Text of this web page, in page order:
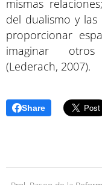
mismas
del dualismo y
proporcionar
imaginar otros
(Lederach, 2007).
Share